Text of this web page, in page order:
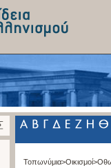
Τοπωνύμια>Οικισμοί>